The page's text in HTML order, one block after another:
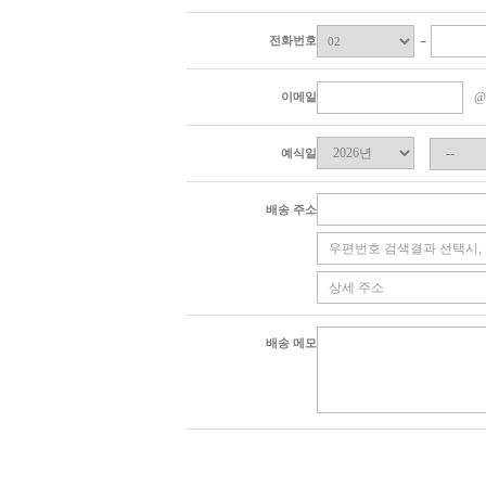
전화번호
이메일
예식일
배송 주소
배송 메모